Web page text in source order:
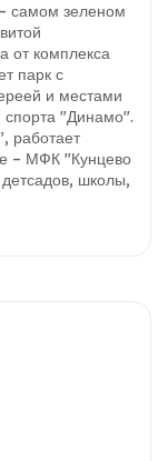
самом зеленом
от комплекса
парк с
и местами
спорта "Динамо".
работает
– МФК "Кунцево
школы,